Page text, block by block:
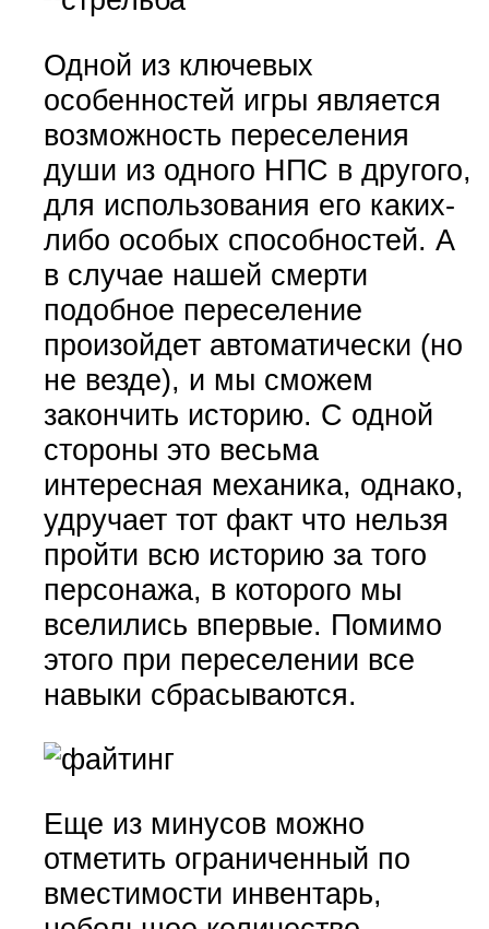
Одной из ключевых
особенностей игры является
возможность переселения
души из одного НПС в другого,
для использования его каких-
либо особых способностей. А
в случае нашей смерти
подобное переселение
произойдет автоматически (но
не везде), и мы сможем
закончить историю. С одной
стороны это весьма
интересная механика, однако,
удручает тот факт что нельзя
пройти всю историю за того
персонажа, в которого мы
вселились впервые. Помимо
этого при переселении все
навыки сбрасываются.
Еще из минусов можно
отметить ограниченный по
вместимости инвентарь,